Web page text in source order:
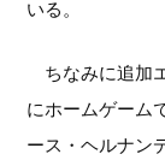
いる。
ちなみに追加
にホームゲーム
ース・ヘルナン